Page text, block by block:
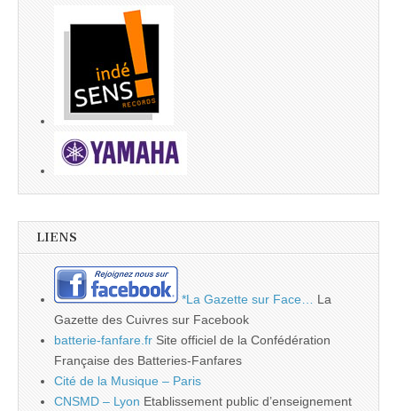
LIENS
*La Gazette sur Face…
La
Gazette des Cuivres sur Facebook
batterie-fanfare.fr Site officiel de la Confédération
Française des Batteries-Fanfares
Cité de la Musique – Paris
CNSMD – Lyon Etablissement public d’enseignement